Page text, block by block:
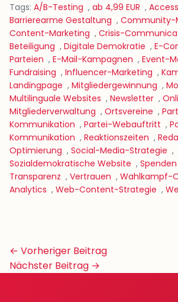
Tags: A/B-Testing , ab 4,99 EUR ,
Barrierearme Gestaltung , Community-
Content-Marketing , Crisis-
Beteiligung , Digitale Demokratie , E-
Parteien , E-Mail-Kampagnen , Event-
Fundraising , Influencer-Marketing ,
Landingpage , Mitgliedergewinnung ,
Multilinguale Websites , Newsletter ,
Mitgliederverwaltung , Ortsvereine ,
Kommunikation , Partei-Webauftritt ,
Kommunikation , Reaktionszeiten ,
Optimierung , Social-Media-Strategie ,
Sozialdemokratische Website , Spenden
Transparenz , Vertrauen , Wahlkampf-
Analytics , Web-Content-Strategie ,
Beitrags-
Navigation
← Vorheriger Beitrag
Nächster Beitrag →